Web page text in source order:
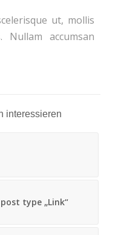
ut, mollis
Nullam accumsan
interessieren
type „Link“